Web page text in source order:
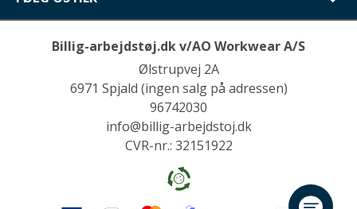
Billig-arbejdstøj.dk v/AO Workwear A/S
Ølstrupvej 2A
6971 Spjald (ingen salg på adressen)
96742030
info@billig-arbejdstoj.dk
CVR-nr.: 32151922